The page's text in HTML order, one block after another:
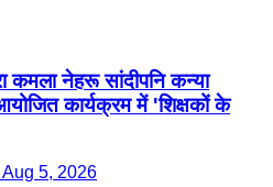
कमला नेहरू सांदीपनि कन्या
कार्यक्रम में 'शिक्षकों के
5, 2026